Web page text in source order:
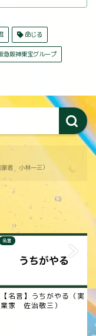
命じる
急阪神東宝グループ
者 小林一三）
【名言】笑い（デン
クのピアニスト・コ
ィアン ヴィクトル